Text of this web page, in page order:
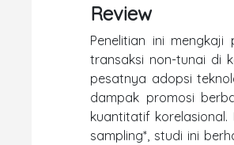
Review
Penelitian ini
transaksi non-tunai di
pesatnya adopsi
dampak promosi
kuantitatif korelasional.
sampling*, studi ini